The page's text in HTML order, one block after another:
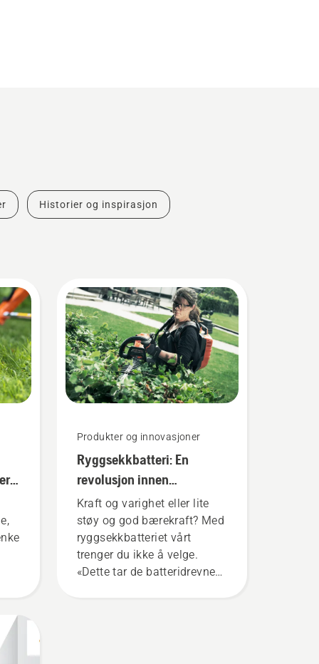
Historier og inspirasjon
Produkter og innovasjoner
Ryggsekkbatteri: En
revolusjon innen
håndholdte, batteridrevne
verktøy
Kraft og varighet eller lite
støy og god bærekraft? Med
ryggsekkbatteriet vårt
trenger du ikke å velge.
«Dette tar de batteridrevne